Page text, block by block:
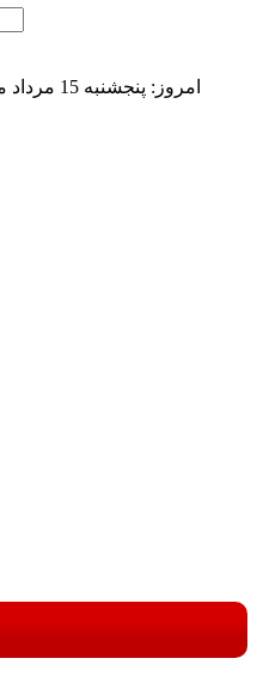
امروز: پنجشنبه 15 مرداد ماه 1405